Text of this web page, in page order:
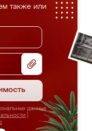
также или
данных